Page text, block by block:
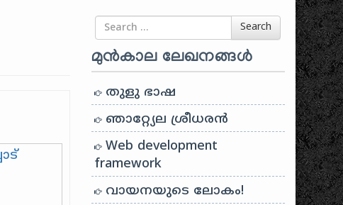
Search for Search
മുൻകാല ലേഖനങ്ങൾ
തുളു ഭാഷ
ഞാറ്റ്യേല ശ്രീധരൻ
Web development
framework
വായനയുടെ ലോകം!